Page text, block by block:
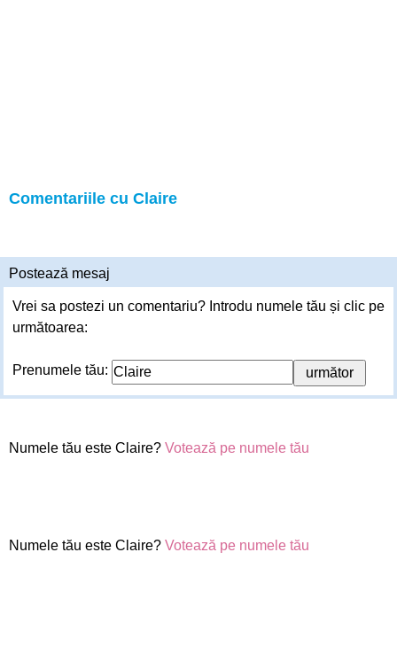
Comentariile cu Claire
Postează mesaj
Vrei sa postezi un comentariu? Introdu numele tău și clic pe
următoarea:
Prenumele tău:
Numele tău este Claire? Votează pe numele tău
Numele tău este Claire? Votează pe numele tău